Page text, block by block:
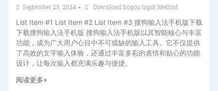
September 23, 2024 • Download Sogou Input Method
List Item #1 List Item #2 List Item #3 搜狗输入法手机版下载
下载搜狗输入法手机版 搜狗输入法手机版以其智能核心与丰富
功能，成为广大用户心目中不可或缺的输入工具。它不仅提供
了高效的文字输入体验，还通过丰富多彩的表情和贴心的功能
设计，让每次输入都充满乐趣与便捷。
阅读更多»